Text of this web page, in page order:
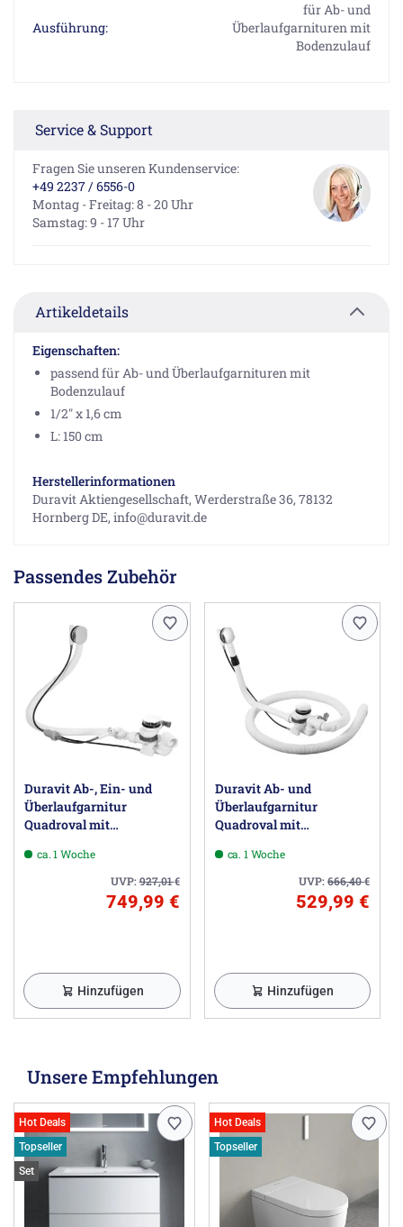
Ausführung:
für Ab- und
Überlaufgarnituren mit
Bodenzulauf
Service & Support
Fragen Sie unseren Kundenservice:
+49 2237 / 6556-0
Montag - Freitag: 8 - 20 Uhr
Samstag: 9 - 17 Uhr
Artikeldetails
Eigenschaften:
passend für Ab- und Überlaufgarnituren mit
Bodenzulauf
1/2" x 1,6 cm
L: 150 cm
Herstellerinformationen
Duravit Aktiengesellschaft, Werderstraße 36, 78132
Hornberg DE, info@duravit.de
Passendes Zubehör
Duravit Ab-, Ein- und
Überlaufgarnitur
Quadroval mit
Whirlwannen
ca. 1 Woche
UVP:927,01€
749,99 €
Hinzufügen
Duravit Ab- und
Überlaufgarnitur
Quadroval mit
ca. 1 Woche
UVP:666,40€
529,99 €
Hinzufügen
Unsere Empfehlungen
Hot Deals
Topseller
Set
Hot Deals
Topseller